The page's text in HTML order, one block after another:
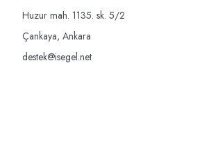
Huzur mah. 1135. sk. 5/2
Çankaya, Ankara
destek@isegel.net